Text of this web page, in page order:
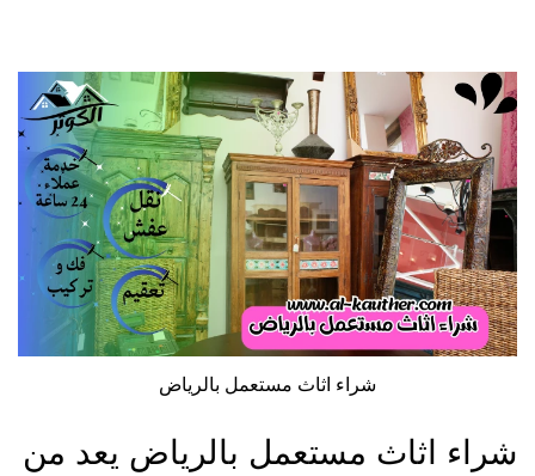
شراء اثاث مستعمل بالرياض
شراء اثاث مستعمل بالرياض يعد من